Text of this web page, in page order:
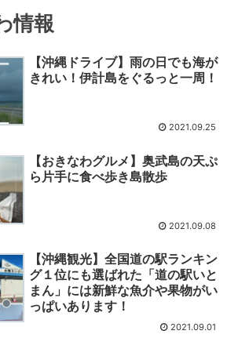
情報
【沖縄ドライブ】雨の日でも海が
きれい！伊計島をぐるっと一周！
2021.09.25
【おきなわグルメ】奥武島の天ぷ
ら片手に食べ歩き島散歩
2021.09.08
【沖縄観光】全国道の駅ランキン
グ１位にも選ばれた「道の駅いと
まん」には新鮮な魚介や果物がい
っぱいあります！
2021.09.01